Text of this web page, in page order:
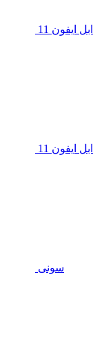
ابل ايفون 11
ابل ايفون 11
سونى